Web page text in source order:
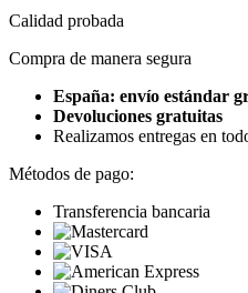
Calidad probada
Compra de manera segura
España: envío estándar
Devoluciones gratuitas
Realizamos entregas en
Métodos de pago:
Transferencia bancaria